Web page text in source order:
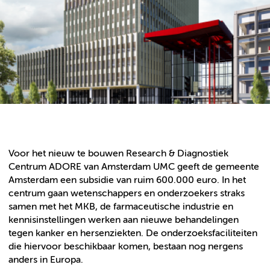
Voor het nieuw te bouwen Research & Diagnostiek
Centrum ADORE van Amsterdam UMC geeft de gemeente
Amsterdam een subsidie van ruim 600.000 euro. In het
centrum gaan wetenschappers en onderzoekers straks
samen met het MKB, de farmaceutische industrie en
kennisinstellingen werken aan nieuwe behandelingen
tegen kanker en hersenziekten. De onderzoeksfaciliteiten
die hiervoor beschikbaar komen, bestaan nog nergens
anders in Europa.